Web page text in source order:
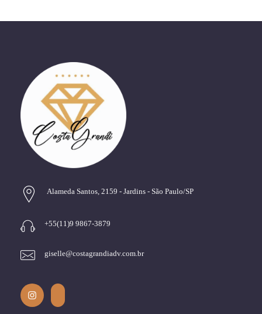
Alameda Santos, 2159 - Jardins - São Paulo/SP
+55(11)9 9867-3879
giselle@costagrandiadv.com.br